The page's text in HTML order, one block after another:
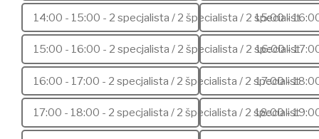
14:00 - 15:00 - 2 specjalista / 2 špecialista / 2 specialist
15:00 -
15:00 - 16:00 - 2 specjalista / 2 špecialista / 2 specialist
16:00 -
16:00 - 17:00 - 2 specjalista / 2 špecialista / 2 specialist
17:00 -
17:00 - 18:00 - 2 specjalista / 2 špecialista / 2 specialist
18:00 -